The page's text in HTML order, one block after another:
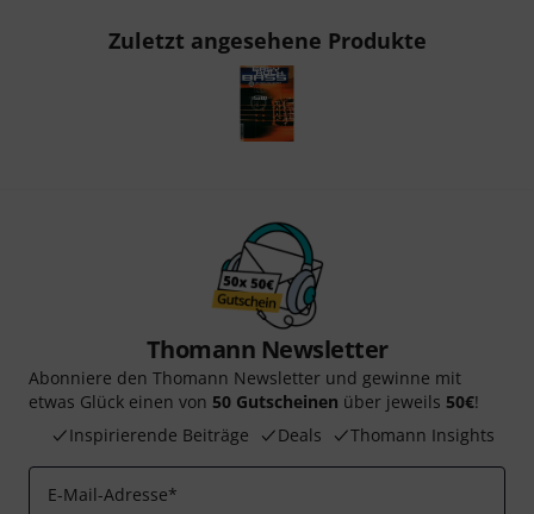
Zuletzt angesehene Produkte
Thomann Newsletter
Abonniere den Thomann Newsletter und gewinne mit
etwas Glück einen von 50 Gutscheinen über jeweils 50€!
Inspirierende Beiträge
Deals Thomann Insights
E-Mail-Adresse*